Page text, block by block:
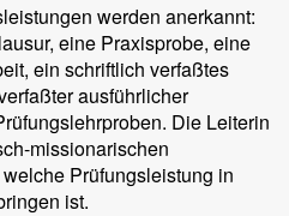
werden anerkannt:
eine Praxisprobe, eine
ein schriftlich verfaßtes
ausführlicher
Die Leiterin
missionarischen
Prüfungsleistung in
ist.